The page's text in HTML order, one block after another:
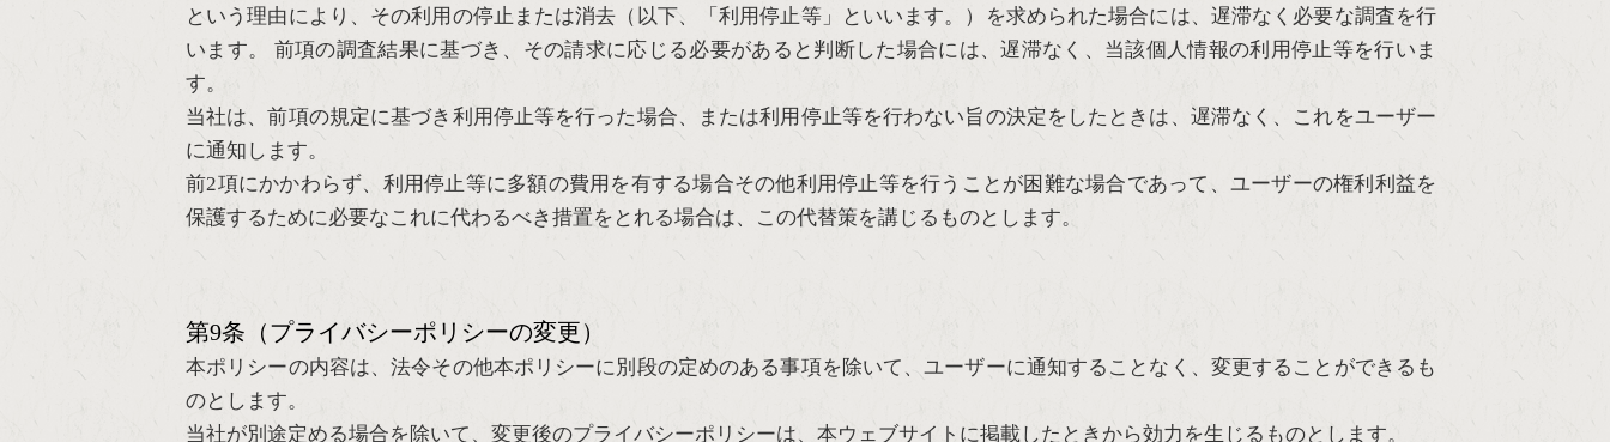
という理由により、その利用の停止または消去（以下、「利用停止等」といいます。）を求められた場合には、遅滞なく必要な調査を行
います。 前項の調査結果に基づき、その請求に応じる必要があると判断した場合には、遅滞なく、当該個人情報の利用停止等を行いま
す。
当社は、前項の規定に基づき利用停止等を行った場合、または利用停止等を行わない旨の決定をしたときは、遅滞なく、これをユーザー
に通知します。
前2項にかかわらず、利用停止等に多額の費用を有する場合その他利用停止等を行うことが困難な場合であって、ユーザーの権利利益を
保護するために必要なこれに代わるべき措置をとれる場合は、この代替策を講じるものとします。
第9条（プライバシーポリシーの変更）
本ポリシーの内容は、法令その他本ポリシーに別段の定めのある事項を除いて、ユーザーに通知することなく、変更することができるも
のとします。
当社が別途定める場合を除いて、変更後のプライバシーポリシーは、本ウェブサイトに掲載したときから効力を生じるものとします。